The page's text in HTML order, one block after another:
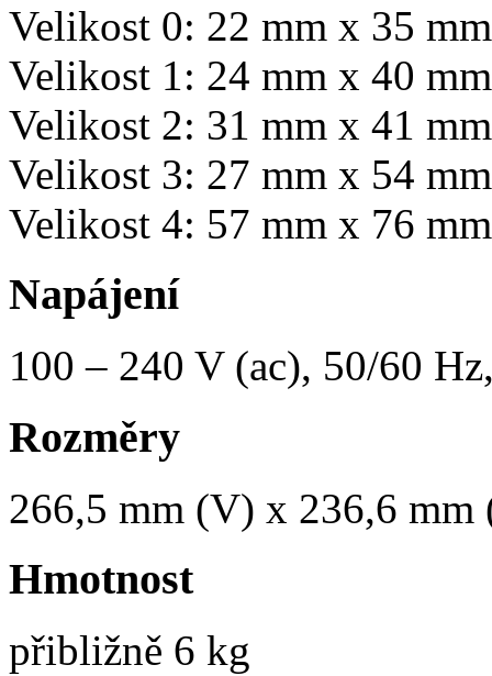
Velikost 0: 22 mm x 35 mm
Velikost 1: 24 mm x 40 mm
Velikost 2: 31 mm x 41 mm
Velikost 3: 27 mm x 54 mm
Velikost 4: 57 mm x 76 mm
Napájení
100 – 240 V (ac), 50/60
Rozměry
266,5 mm (V) x 236,6
Hmotnost
přibližně 6 kg